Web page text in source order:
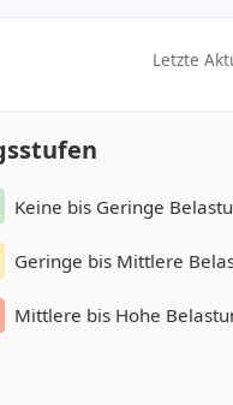
Letzte
Keine bis Geringe
Geringe bis Mittlere
Mittlere bis Hohe